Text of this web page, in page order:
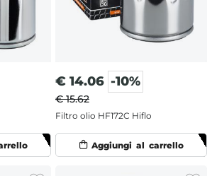
€ 14.06 -10%
€ 15.62
Filtro olio HF172C Hiflo